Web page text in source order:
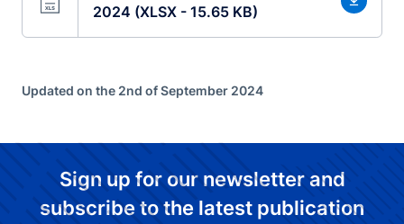
2024 (XLSX - 15.65 KB)
Updated on the 2nd of September 2024
Sign up for our newsletter and
subscribe to the latest publication